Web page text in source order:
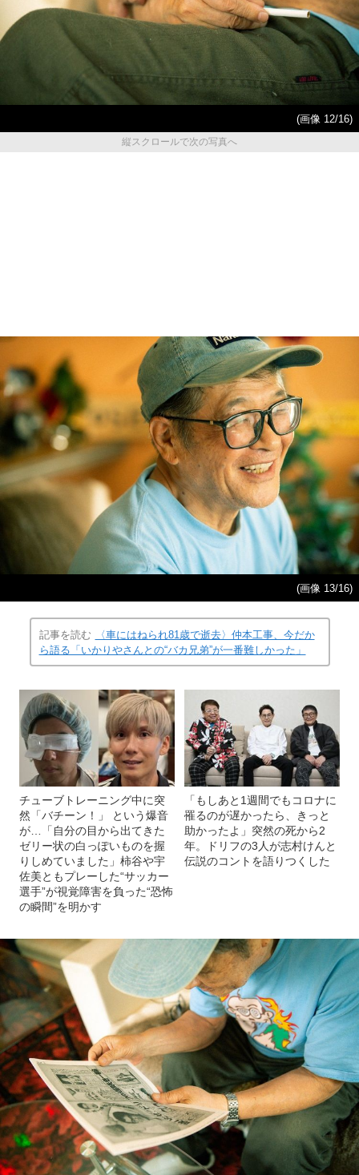
(画像 12/16)
縦スクロールで次の写真へ
(画像 13/16)
記事を読む
〈車にはねられ81歳で逝去〉仲本工事、今だか
ら語る「いかりやさんとの“バカ兄弟”が一番難しかった」
チューブトレーニング中に突
然「バチーン！」 という爆音
が…「自分の目から出てきた
ゼリー状の白っぽいものを握
りしめていました」柿谷や宇
佐美ともプレーした“サッカー
選手”が視覚障害を負った“恐怖
の瞬間”を明かす
「もしあと1週間でもコロナに
罹るのが遅かったら、きっと
助かったよ」突然の死から2
年。ドリフの3人が志村けんと
伝説のコントを語りつくした